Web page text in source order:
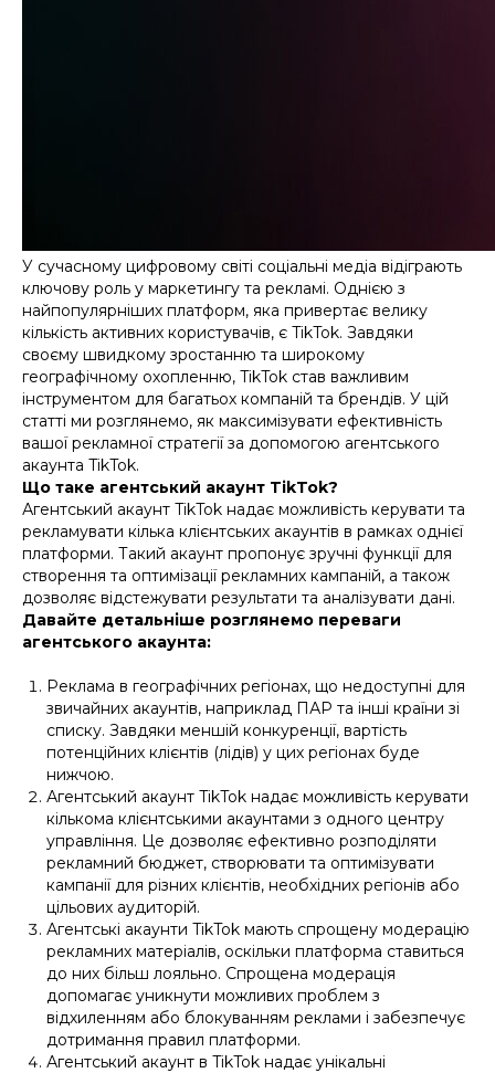
У сучасному цифровому світі соціальні медіа відіграють
ключову роль у маркетингу та рекламі. Однією з
найпопулярніших платформ, яка привертає велику
кількість активних користувачів, є TikTok. Завдяки
своєму швидкому зростанню та широкому
географічному охопленню, TikTok став важливим
інструментом для багатьох компаній та брендів. У цій
статті ми розглянемо, як максимізувати ефективність
вашої рекламної стратегії за допомогою агентського
акаунта TikTok.
Що таке агентський акаунт TikTok?
Агентський акаунт TikTok надає можливість керувати та
рекламувати кілька клієнтських акаунтів в рамках однієї
платформи. Такий акаунт пропонує зручні функції для
створення та оптимізації рекламних кампаній, а також
дозволяє відстежувати результати та аналізувати дані.
Давайте детальніше розглянемо переваги
агентського акаунта:
Реклама в географічних регіонах, що недоступні для
звичайних акаунтів, наприклад ПАР та інші країни зі
списку. Завдяки меншій конкуренції, вартість
потенційних клієнтів (лідів) у цих регіонах буде
нижчою.
Агентський акаунт TikTok надає можливість керувати
кількома клієнтськими акаунтами з одного центру
управління. Це дозволяє ефективно розподіляти
рекламний бюджет, створювати та оптимізувати
кампанії для різних клієнтів, необхідних регіонів або
цільових аудиторій.
Агентські акаунти TikTok мають спрощену модерацію
рекламних матеріалів, оскільки платформа ставиться
до них більш лояльно. Спрощена модерація
допомагає уникнути можливих проблем з
відхиленням або блокуванням реклами і забезпечує
дотримання правил платформи.
Агентський акаунт в TikTok надає унікальні